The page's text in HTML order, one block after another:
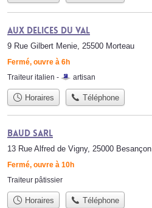
Aux Delices du Val
9 Rue Gilbert Menie, 25500 Morteau
Fermé, ouvre à 6h
Traiteur italien - artisan
Horaires Téléphone
Baud SARL
13 Rue Alfred de Vigny, 25000 Besançon
Fermé, ouvre à 10h
Traiteur pâtissier
Horaires Téléphone